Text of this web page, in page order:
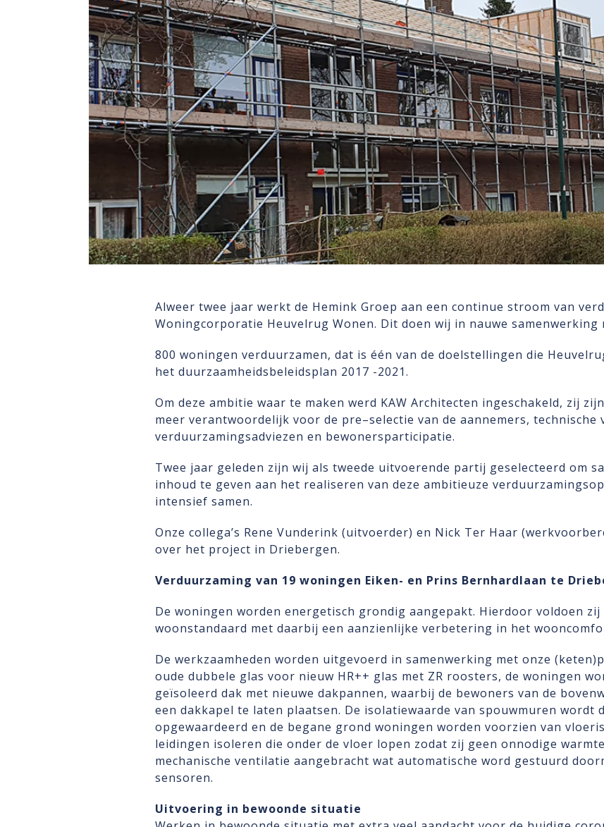
Alweer twee jaar werkt de Hemink Groep aan een continue stroom van
Woningcorporatie Heuvelrug Wonen. Dit doen wij in nauwe samenwerking
800 woningen verduurzamen, dat is één van de doelstellingen die
het duurzaamheidsbeleidsplan 2017 -2021.
Om deze ambitie waar te maken werd KAW Architecten ingeschakeld, zij
meer verantwoordelijk voor de pre–selectie van de aannemers, technische
verduurzamingsadviezen en bewonersparticipatie.
Twee jaar geleden zijn wij als tweede uitvoerende partij geselecteerd om
inhoud te geven aan het realiseren van deze ambitieuze
intensief samen.
Onze collega’s Rene Vunderink (uitvoerder) en Nick Ter Haar
over het project in Driebergen.
Verduurzaming van 19 woningen Eiken- en Prins Bernhardlaan te
De woningen worden energetisch grondig aangepakt. Hierdoor voldoen zij
woonstandaard met daarbij een aanzienlijke verbetering in het
De werkzaamheden worden uitgevoerd in samenwerking met onze
oude dubbele glas voor nieuw HR++ glas met ZR roosters, de woningen
geïsoleerd dak met nieuwe dakpannen, waarbij de bewoners van de
een dakkapel te laten plaatsen. De isolatiewaarde van spouwmuren wordt
opgewaardeerd en de begane grond woningen worden voorzien van
leidingen isoleren die onder de vloer lopen zodat zij geen onnodige
mechanische ventilatie aangebracht wat automatische word gestuurd
sensoren.
Uitvoering in bewoonde situatie